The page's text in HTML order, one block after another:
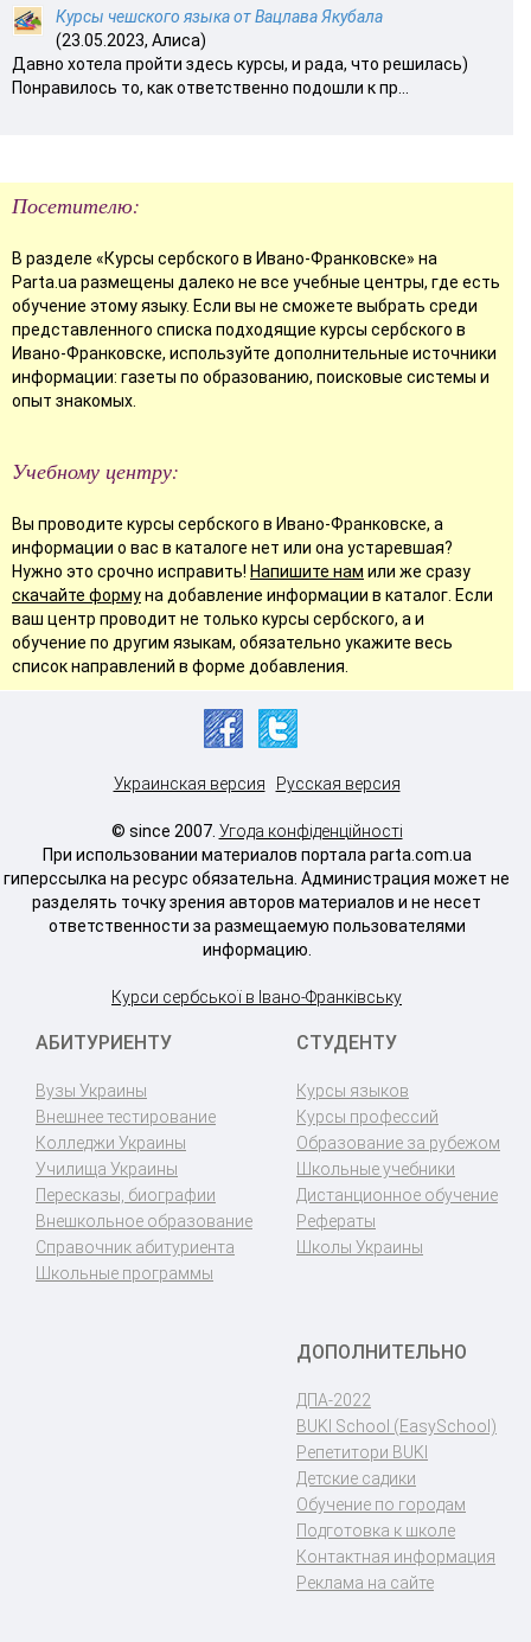
Курсы чешского языка от Вацлава Якубала
(23.05.2023, Алиса)
Давно хотела пройти здесь курсы, и рада, что решилась)
Понравилось то, как ответственно подошли к пр...
Посетителю:
В разделе «Курсы сербского в Ивано-Франковске» на
Parta.ua размещены далеко не все учебные центры, где есть
обучение этому языку. Если вы не сможете выбрать среди
представленного списка подходящие курсы сербского в
Ивано-Франковске, используйте дополнительные источники
информации: газеты по образованию, поисковые системы и
опыт знакомых.
Учебному центру:
Вы проводите курсы сербского в Ивано-Франковске, а
информации о вас в каталоге нет или она устаревшая?
Нужно это срочно исправить! Напишите нам или же сразу
скачайте формуна добавление информации в каталог. Если
ваш центр проводит не только курсы сербского, а и
обучение по другим языкам, обязательно укажите весь
список направлений в форме добавления.
Украинская версия Русская версия
© since 2007. Угода конфіденційності
При использовании материалов портала parta.com.ua
гиперссылка на ресурс обязательна. Администрация может не
разделять точку зрения авторов материалов и не несет
ответственности за размещаемую пользователями
информацию.
Курси сербської в Івано-Франківську
АБИТУРИЕНТУ
Вузы Украины
Внешнее тестирование
Колледжи Украины
Училища Украины
Пересказы, биографии
Внешкольное образование
Справочник абитуриента
Школьные программы
СТУДЕНТУ
Курсы языков
Курсы профессий
Образование за рубежом
Школьные учебники
Дистанционное обучение
Рефераты
Школы Украины
ДОПОЛНИТЕЛЬНО
ДПА-2022
BUKI School (EasySchool)
Репетитори BUKI
Детские садики
Обучение по городам
Подготовка к школе
Контактная информация
Реклама на сайте